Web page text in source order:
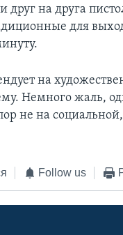
на друга
для
на
Немного жаль,
не на
Follow us